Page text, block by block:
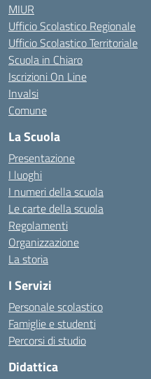
MIUR
Ufficio Scolastico Regionale
Ufficio Scolastico Territoriale
Scuola in Chiaro
Iscrizioni On Line
Invalsi
Comune
La Scuola
Presentazione
I luoghi
I numeri della scuola
Le carte della scuola
Regolamenti
Organizzazione
La storia
I Servizi
Personale scolastico
Famiglie e studenti
Percorsi di studio
Didattica